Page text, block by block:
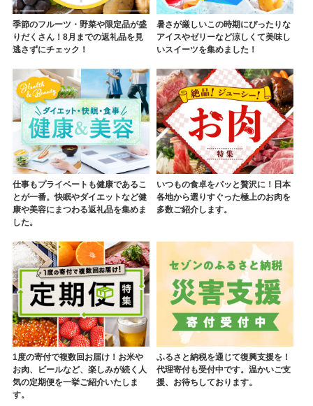
季節のフルーツ・野菜や限定品が盛
りだくさん！8月までの返礼品を見
逃さずにチェック！
暑さが厳しいこの時期にぴったりな
アイスやゼリーなど涼しくて美味し
いスイーツを集めました！
仕事もプライベートも健康であるこ
とが一番。快眠やダイエットなど健
康や美容にまつわる返礼品を集めま
した。
いつもの食卓をパッと贅沢に！日本
各地から選りすぐった極上のお肉を
多数ご紹介します。
1度の寄付で複数回お届け！お米や
お肉、ビールなど、楽しみが続く人
気の定期便を一挙ご紹介いたしま
す。
ふるさと納税を通じて復興支援を！
代理寄付も受付中です。温かいご支
援、お待ちしております。